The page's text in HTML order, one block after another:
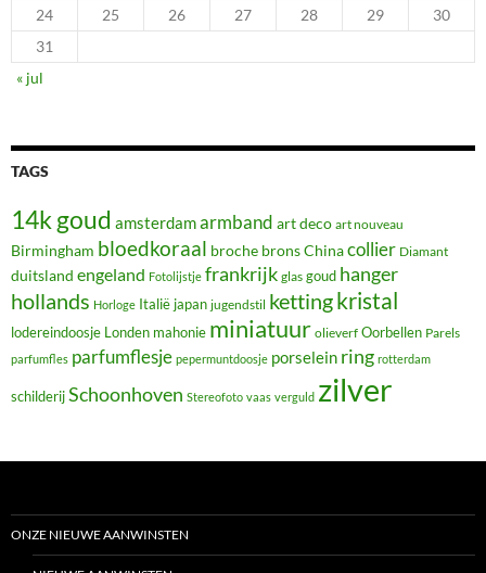
24
25 26 27 28 29
30
31
« jul
TAGS
14k goud amsterdamarmband art deco art nouveau
Birmingham bloedkoraal broche bronsChinacollier Diamant
duitsland engeland Fotolijstje frankrijk glas goud hanger
hollands Horloge Italië japan jugendstil kettingkristal
lodereindoosje Londen mahonie miniatuur olieverf Oorbellen Parels
parfumfles parfumflesje pepermuntdoosje porselein ring rotterdam
schilderijSchoonhoven Stereofoto vaas verguld zilver
ONZE NIEUWE AANWINSTEN